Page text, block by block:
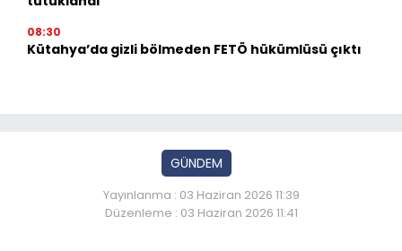
08:30
Kütahya’da gizli bölmeden FETÖ hükümlüsü çıktı
GÜNDEM
Yayınlanma : 03 Haziran 2026 11:39
Düzenleme : 03 Haziran 2026 11:41